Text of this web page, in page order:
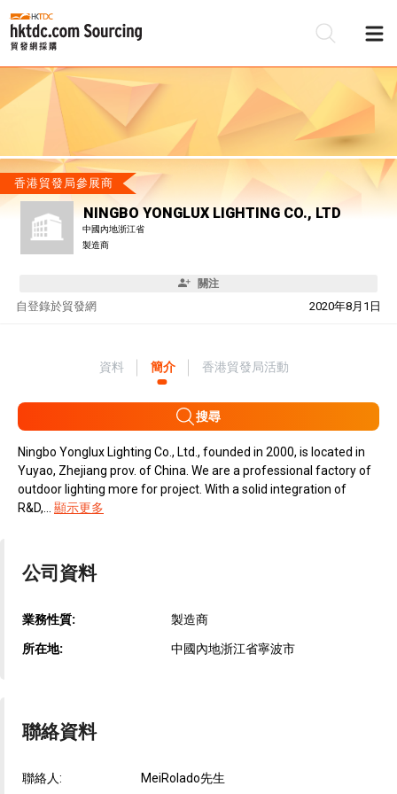
香港貿發局參展商
NINGBO YONGLUX LIGHTING CO., LTD
中國內地浙江省
製造商
關注
自 2020年8月1日
登錄於貿發網
資料 簡介 香港貿發局活動
搜尋
Ningbo Yonglux Lighting Co., Ltd., founded in 2000, is located in
Yuyao, Zhejiang prov. of China. We are a professional factory of
outdoor lighting more for project. With a solid integration of
R&D,...
顯示更多
公司資料
業務性質: 製造商
所在地: 中國內地浙江省寧波市
聯絡資料
聯絡人: MeiRolado先生